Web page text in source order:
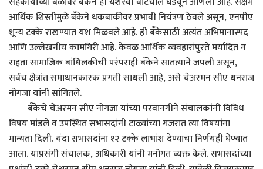
आर्थिक शिस्तीमुळे बँकेने थकबाकीवर प्रभावी नियंत्रण ठेवले असून, एनपीए
शून्य टक्के राखण्यात यश मिळवले आहे. ही बँकेसाठी अत्यंत अभिमानास्पद
आणि उल्लेखनीय कामगिरी आहे. केवळ आर्थिक व्यवहारांपुरते मर्यादित न
राहता सामाजिक बांधिलकीची परंपराही बँकेने सातत्याने जपली असून,
सर्वच क्षेत्रांत समाधानकारक प्रगती साधली आहे, असे चेअरमन सीए धनराज
नोगजा यांनी सांगितले.
बँकेचे चेअरमन सीए नोगजा यांच्या परवानगीने संचालकांनी विविध
विषय मांडले व उपस्थित सभासदांनी टाळ्यांच्या गजरात त्या विषयांना
मान्यता दिली. यंदा सभासदांना १२ टक्के लाभांश देण्याचा निर्णयही घेण्यात
आला. याप्रसंगी संचालक, अधिकारी यांनी मनोगत व्यक्त केले. सभासदांच्या